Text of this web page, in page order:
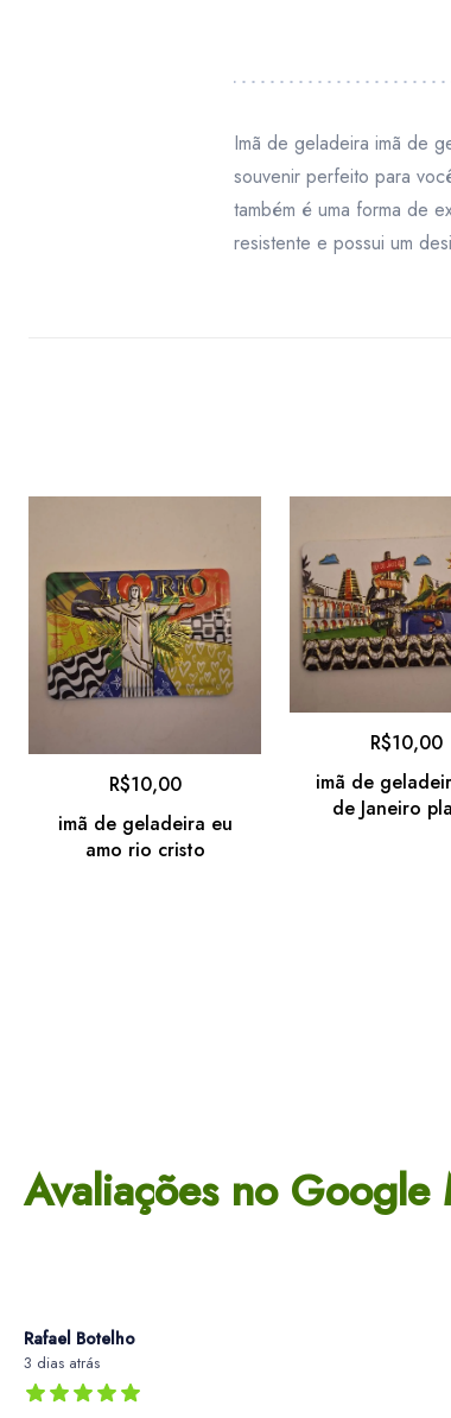
Imã de geladeira imã de
souvenir perfeito para
também é uma forma de
resistente e possui um
imã de geladeira eu
amo rio cristo
R$10,00
imã de
de Janeiro
R$10,00
Avaliações no Google
Rafael Botelho
3 dias atrás